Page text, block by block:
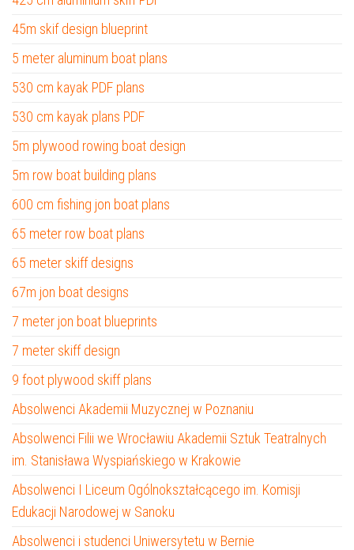
45m skif design blueprint
5 meter aluminum boat plans
530 cm kayak PDF plans
530 cm kayak plans PDF
5m plywood rowing boat design
5m row boat building plans
600 cm fishing jon boat plans
65 meter row boat plans
65 meter skiff designs
67m jon boat designs
7 meter jon boat blueprints
7 meter skiff design
9 foot plywood skiff plans
Absolwenci Akademii Muzycznej w Poznaniu
Absolwenci Filii we Wrocławiu Akademii Sztuk Teatralnych
im. Stanisława Wyspiańskiego w Krakowie
Absolwenci I Liceum Ogólnokształcącego im. Komisji
Edukacji Narodowej w Sanoku
Absolwenci i studenci Uniwersytetu w Bernie